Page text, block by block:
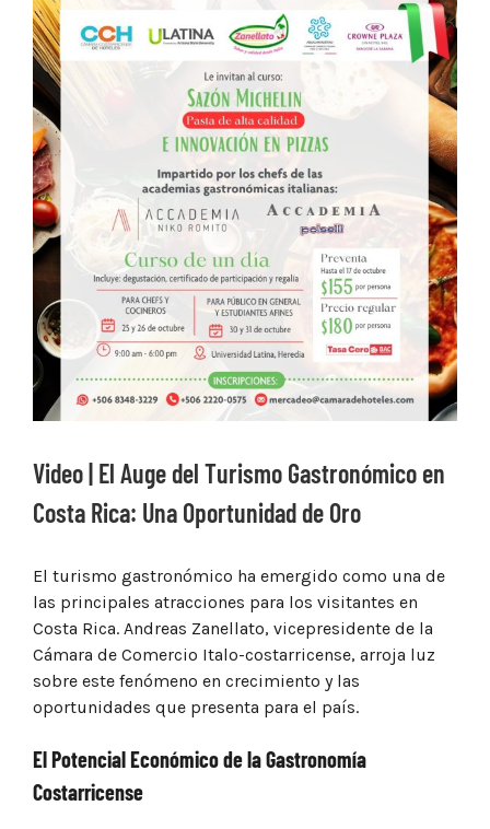
Ver
imagen
más
grande
Video | El Auge del Turismo Gastronómico en
Costa Rica: Una Oportunidad de Oro
El turismo gastronómico ha emergido como una de
las principales atracciones para los visitantes en
Costa Rica. Andreas Zanellato, vicepresidente de la
Cámara de Comercio Italo-costarricense, arroja luz
sobre este fenómeno en crecimiento y las
oportunidades que presenta para el país.
El Potencial Económico de la Gastronomía
Costarricense